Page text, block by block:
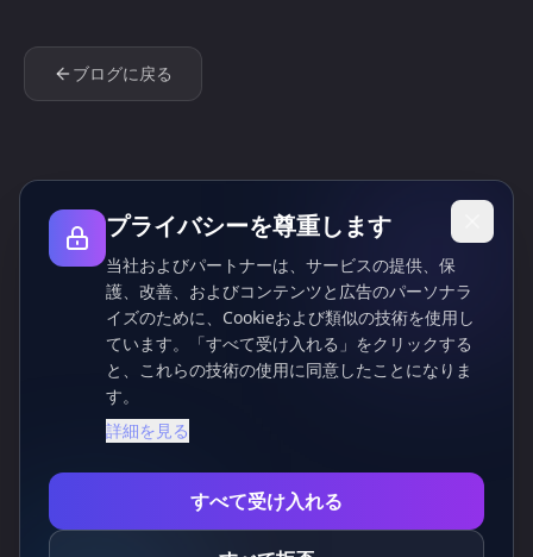
ブログに戻る
プライバシーを尊重します
当社およびパートナーは、サービスの提供、保
護、改善、およびコンテンツと広告のパーソナラ
イズのために、Cookieおよび類似の技術を使用し
ています。「すべて受け入れる」をクリックする
と、これらの技術の使用に同意したことになりま
す。
詳細を見る
すべて受け入れる